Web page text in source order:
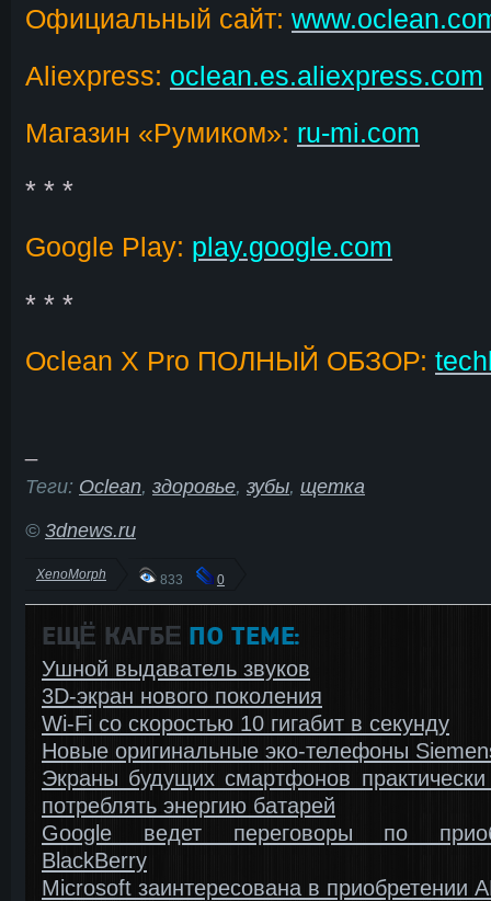
Официальный сайт:
Aliexpress: oclean.es.aliexpress.com
Магазин «Румиком»: ru-mi.com
* * *
Google Play: play.google.com
* * *
Oclean X Pro ПОЛНЫЙ ОБЗОР:
Теги: Oclean, здоровье, зубы, щетка
© 3dnews.ru
XenoMorph 833 0
ЕЩЁ КАГБΕ ПО ТЕМЕ:
Ушной выдаватель звуков
3D-экран нового поколения
Wi-Fi со скоростью 10 гигабит в секунду
Новые оригинальные эко-телефоны
Экраны будущих смартфонов
потреблять энергию батарей
Google ведет переговоры по
BlackBerry
Microsoft заинтересована в приобретении